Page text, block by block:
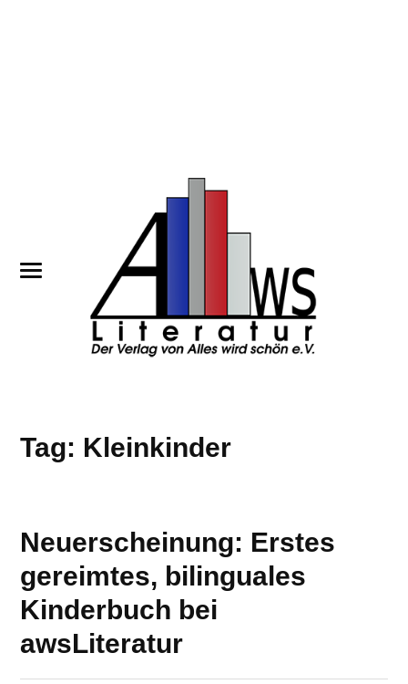
Tag: Kleinkinder
Neuerscheinung: Erstes
gereimtes, bilinguales
Kinderbuch bei
awsLiteratur